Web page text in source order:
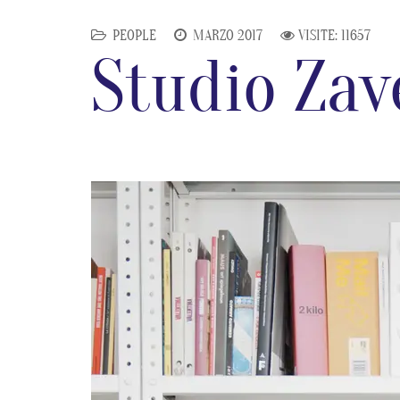
PEOPLE MARZO 2017 VISITE: 11657
Studio